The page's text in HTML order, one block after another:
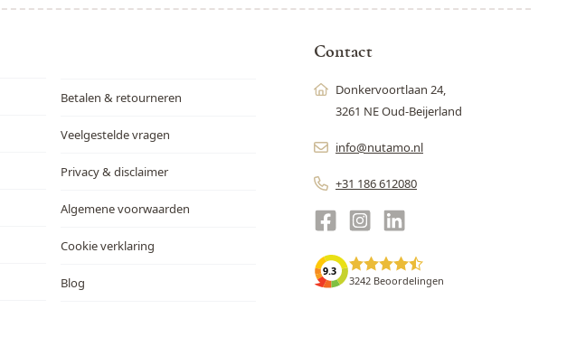
Betalen & retourneren
Veelgestelde vragen
Privacy & disclaimer
Algemene voorwaarden
Cookie verklaring
Blog
Contact
Donkervoortlaan 24,
3261 NE Oud-Beijerland
info@nutamo.nl
+31 186 612080
9.3
3242 Beoordelingen